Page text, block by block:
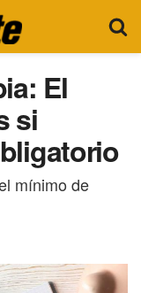
El
si
mínimo de